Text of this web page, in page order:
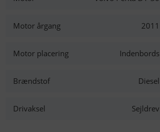
Motor årgang 2011
Motor placering Indenbords
Brændstof Diesel
Drivaksel Sejldrev